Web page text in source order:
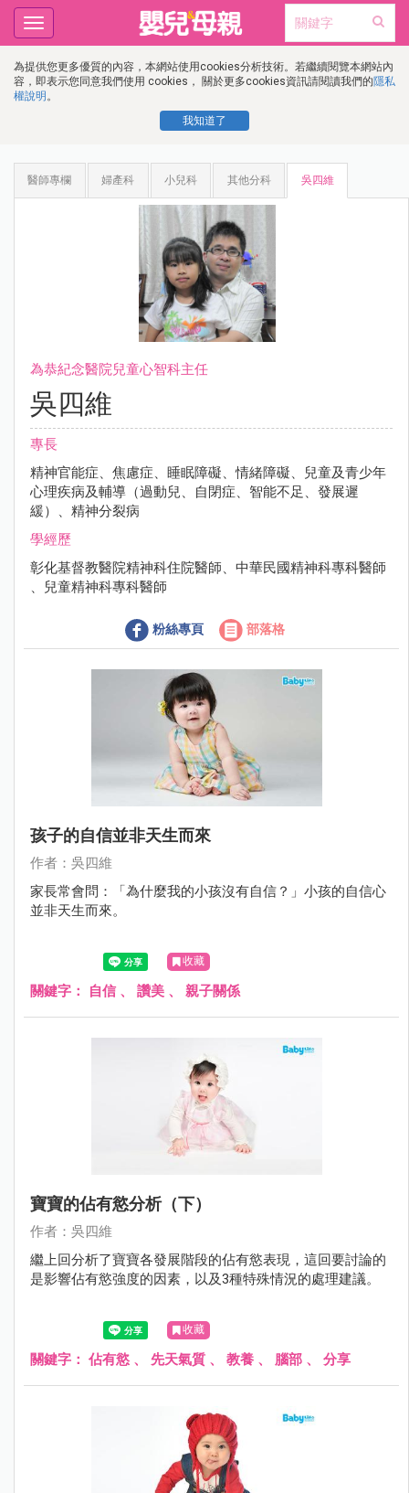
為提供您更多優質的內容，本網站使用cookies分析技術。若繼續閱覽本網站內
容，即表示您同意我們使用 cookies， 關於更多cookies資訊請閱讀我們的隱私
權說明 。
我知道了
Toggle
navigation
醫師專欄 婦產科 小兒科 其他分科 吳四維
為恭紀念醫院兒童心智科主任
吳四維
專長
精神官能症、焦慮症、睡眠障礙、情緒障礙、兒童及青少年
心理疾病及輔導（過動兒、自閉症、智能不足、發展遲
緩）、精神分裂病
學經歷
彰化基督教醫院精神科住院醫師、中華民國精神科專科醫師
、兒童精神科專科醫師
粉絲專頁 部落格
孩子的自信並非天生而來
作者：吳四維
家長常會問：「為什麼我的小孩沒有自信？」小孩的自信心
並非天生而來。
收藏
關鍵字： 自信、 讚美 、 親子關係
寶寶的佔有慾分析（下）
作者：吳四維
繼上回分析了寶寶各發展階段的佔有慾表現，這回要討論的
是影響佔有慾強度的因素，以及3種特殊情況的處理建議。
收藏
關鍵字： 佔有慾 、 先天氣質 、 教養 、 腦部 、 分享